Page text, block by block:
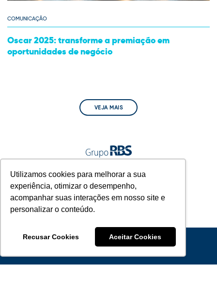
Utilizamos cookies para melhorar a sua
experiência, otimizar o desempenho,
acompanhar suas interações em nosso site e
personalizar o conteúdo.
Recusar Cookies Aceitar Cookies
transforme a premiação em
de negócio
Amcham
VEJA MAIS
A gente vive junto.
© 2022 Grupo RBS - A Gente Vive Junto.